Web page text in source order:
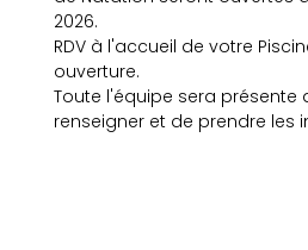
2026.
RDV à l'accueil de votre
ouverture.
Toute l'équipe sera présente
renseigner et de prendre les